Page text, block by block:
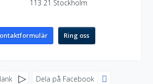
113 21 Stockholm
Ring oss
FACEBOOK
Dela på Facebook